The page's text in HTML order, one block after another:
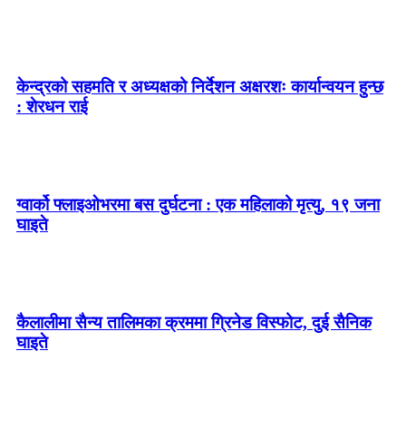
केन्द्रको सहमति र अध्यक्षको निर्देशन अक्षरशः कार्यान्वयन हुन्छ
: शेरधन राई
ग्वार्को फ्लाइओभरमा बस दुर्घटना : एक महिलाको मृत्यु, १९ जना
घाइते
कैलालीमा सैन्य तालिमका क्रममा ग्रिनेड विस्फोट, दुई सैनिक
घाइते